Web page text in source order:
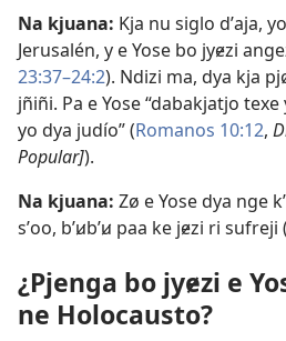
Na kjuana: Kja nu siglo dʼaja,
Jerusalén, y e Yose bo jyɇzi
23:37–24:2). Ndizi ma, dya kja
jñiñi. Pa e Yose “dabakjatjo
yo dya judío” (Romanos 10:​12,
Popular]).
Na kjuana: Zø e Yose dya nge
sʼoo, bʼꞹbʼꞹ paa ke jɇzi ri sufreji (
¿Pjenga bo jyɇzi e
ne Holocausto?